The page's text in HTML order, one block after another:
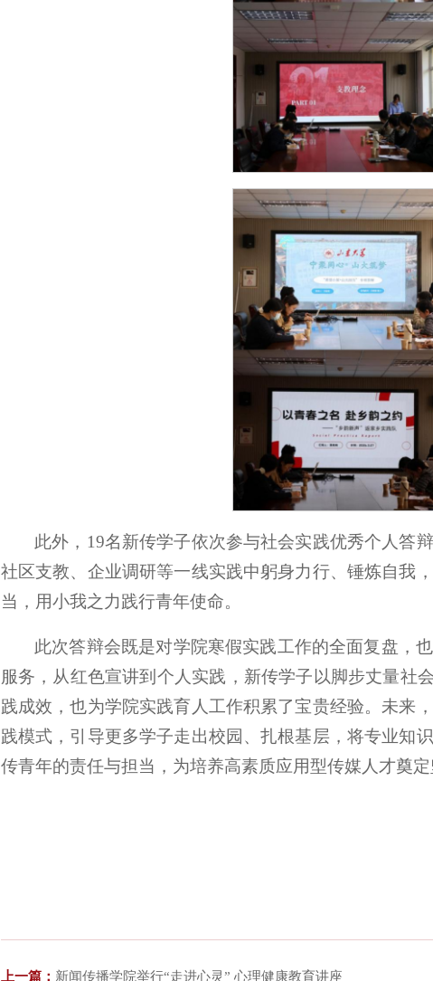
此外，19名新传学子依次参与社会实践优秀个人答
社区支教、企业调研等一线实践中躬身力行、锤炼自我
当，用小我之力践行青年使命。
此次答辩会既是对学院寒假实践工作的全面复盘，
服务，从红色宣讲到个人实践，新传学子以脚步丈量社
践成效，也为学院实践育人工作积累了宝贵经验。未来
践模式，引导更多学子走出校园、扎根基层，将专业知
传青年的责任与担当，为培养高素质应用型传媒人才奠定
上一篇： 新闻传播学院举行“走进心灵” 心理健康教育讲座